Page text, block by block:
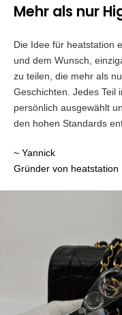
Mehr als nur
Die Idee für heatstation
und dem Wunsch,
zu teilen, die mehr als
Geschichten. Jedes Teil
persönlich ausgewählt
den hohen Standards
~ Yannick
Gründer von heatstation